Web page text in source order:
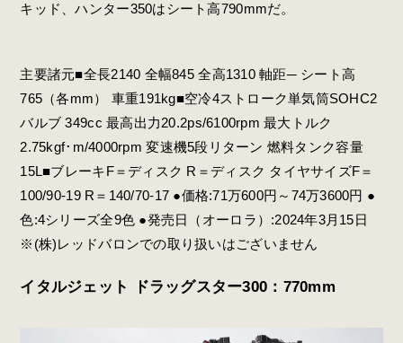
キッド、ハンター350はシート高790mmだ。
主要諸元■全長2140 全幅845 全高1310 軸距─ シート高
765（各mm） 車重191kg■空冷4ストローク単気筒SOHC2
バルブ 349cc 最高出力20.2ps/6100rpm 最大トルク
2.75kgf･m/4000rpm 変速機5段リターン 燃料タンク容量
15L■ブレーキF＝ディスク R＝ディスク タイヤサイズF＝
100/90-19 R＝140/70-17 ●価格:71万600円～74万3600円 ●
色:4シリーズ全9色 ●発売日（オーロラ）:2024年3月15日
※(株)レッドバロンでの取り扱いはございません
イタルジェット ドラッグスター300：770mm